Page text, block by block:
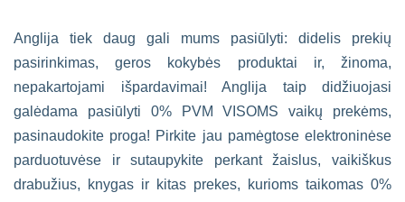
Anglija tiek daug gali mums pasiūlyti: didelis prekių
pasirinkimas, geros kokybės produktai ir, žinoma,
nepakartojami išpardavimai! Anglija taip didžiuojasi
galėdama pasiūlyti 0% PVM VISOMS vaikų prekėms,
pasinaudokite proga! Pirkite jau pamėgtose elektroninėse
parduotuvėse ir sutaupykite perkant žaislus, vaikiškus
drabužius, knygas ir kitas prekes, kurioms taikomas 0%